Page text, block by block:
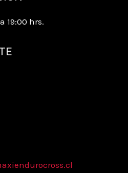
19:00 hrs.